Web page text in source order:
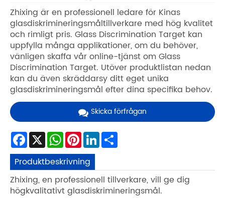
Zhixing är en professionell ledare för Kinas
glasdiskrimineringsmåltillverkare med hög kvalitet
och rimligt pris. Glass Discrimination Target kan
uppfylla många applikationer, om du behöver,
vänligen skaffa vår online-tjänst om Glass
Discrimination Target. Utöver produktlistan nedan
kan du även skräddarsy ditt eget unika
glasdiskrimineringsmål efter dina specifika behov.
Skicka förfrågan
Facebook
X WhatsApp
Pinterest
LinkedIn
Produktbeskrivning
Zhixing, en professionell tillverkare, vill ge dig
högkvalitativt glasdiskrimineringsmål.